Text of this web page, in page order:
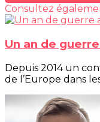
Consultez
Un an de
Depuis 2014 un
de l’Europe dans